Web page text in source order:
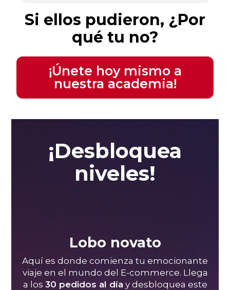
Si ellos pudieron, ¿Por
qué tu no?
¡Únete hoy mismo a
nuestra academia!
¡Desbloquea
niveles!
Lobo novato
Aquí es donde comienza tu emocionante
viaje en el mundo del E-commerce. Llega
a los 30 pedidos al díay desbloquea este